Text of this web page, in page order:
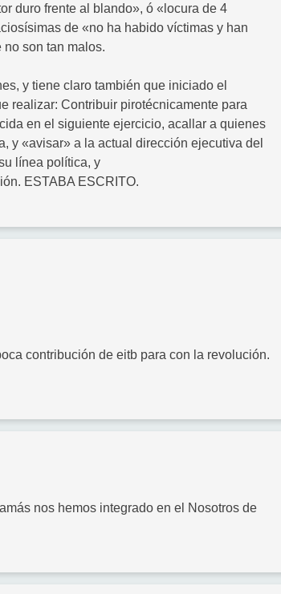
duro frente al blando», ó «locura de 4
de «no ha habido víctimas y han
son tan malos.
y tiene claro también que iniciado el
realizar: Contribuir pirotécnicamente para
en el siguiente ejercicio, acallar a quienes
y «avisar» a la actual dirección ejecutiva del
línea política, y
ESTABA ESCRITO.
contribución de eitb para con la revolución.
nos hemos integrado en el Nosotros de